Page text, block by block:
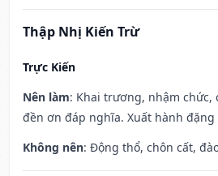
Thập Nhị Kiến Trừ
Trực Kiến
Nên làm: Khai trương, nhậm chức,
đền ơn đáp nghĩa. Xuất hành
Không nên: Động thổ, chôn cất,